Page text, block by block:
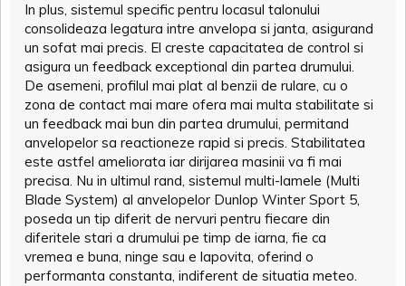
In plus, sistemul specific pentru locasul talonului
consolideaza legatura intre anvelopa si janta, asigurand
un sofat mai precis. El creste capacitatea de control si
asigura un feedback exceptional din partea drumului.
De asemeni, profilul mai plat al benzii de rulare, cu o
zona de contact mai mare ofera mai multa stabilitate si
un feedback mai bun din partea drumului, permitand
anvelopelor sa reactioneze rapid si precis. Stabilitatea
este astfel ameliorata iar dirijarea masinii va fi mai
precisa. Nu in ultimul rand, sistemul multi-lamele (Multi
Blade System) al anvelopelor Dunlop Winter Sport 5,
poseda un tip diferit de nervuri pentru fiecare din
diferitele stari a drumului pe timp de iarna, fie ca
vremea e buna, ninge sau e lapovita, oferind o
performanta constanta, indiferent de situatia meteo.